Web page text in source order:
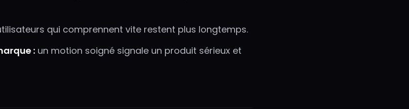
qui comprennent vite restent plus longtemps.
: un motion soigné signale un produit sérieux et